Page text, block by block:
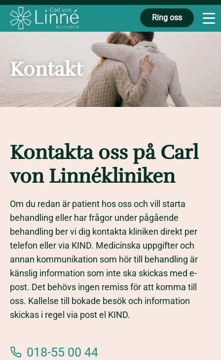
Ring oss
Kontakt
Kontakta oss på Carl
von Linnékliniken
Om du redan är patient hos oss och vill starta
behandling eller har frågor under pågående
behandling ber vi dig kontakta kliniken direkt per
telefon eller via KIND. Medicinska uppgifter och
annan kommunikation som hör till behandling är
känslig information som inte ska skickas med e-
post. Det behövs ingen remiss för att komma till
oss. Kallelse till bokade besök och information
skickas i regel via post el KIND.
018-55 00 44